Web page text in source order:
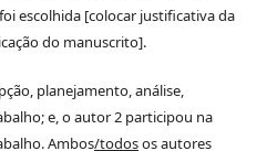
escolhida [colocar justificativa da
do manuscrito].
planejamento, análise,
e, o autor 2 participou na
Ambos/todosos autores